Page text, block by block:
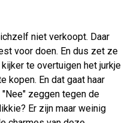
niet verkoopt. Daar
voor doen. En dus zet ze
te overtuigen het jurkje
kopen. En dat gaat haar
zeggen tegen de
Er zijn maar weinig